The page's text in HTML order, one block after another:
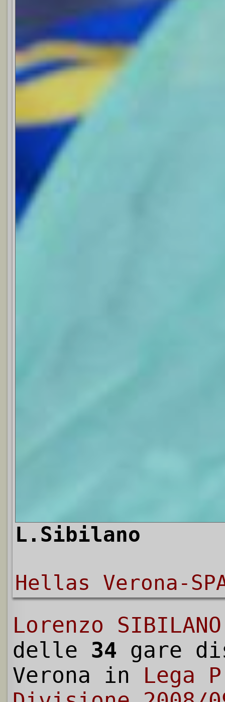
L.Sibilano
Hellas Verona-
Lorenzo SIBILANO
delle 34 gare
Verona in Lega